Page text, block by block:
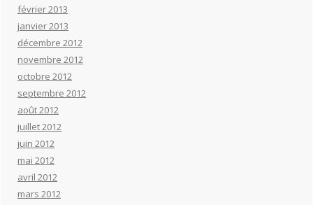
février 2013
janvier 2013
décembre 2012
novembre 2012
octobre 2012
septembre 2012
août 2012
juillet 2012
juin 2012
mai 2012
avril 2012
mars 2012